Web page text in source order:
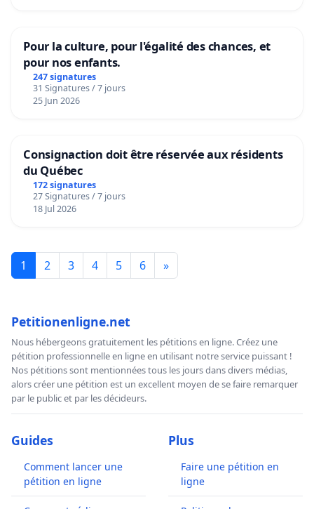
Pour la culture, pour l'égalité des chances, et
pour nos enfants.
247 signatures
31 Signatures / 7 jours
25 Jun 2026
Consignaction doit être réservée aux résidents
du Québec
172 signatures
27 Signatures / 7 jours
18 Jul 2026
1 2 3 4 5 6 »
Petitionenligne.net
Nous hébergeons gratuitement les pétitions en ligne. Créez une
pétition professionnelle en ligne en utilisant notre service puissant !
Nos pétitions sont mentionnées tous les jours dans divers médias,
alors créer une pétition est un excellent moyen de se faire remarquer
par le public et par les décideurs.
Guides
Comment lancer une
pétition en ligne
Plus
Faire une pétition en
ligne